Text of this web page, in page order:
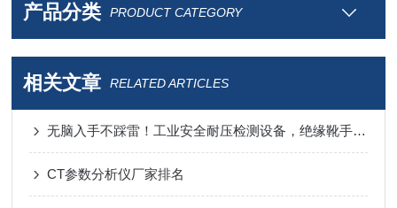
产品分类 PRODUCT CATEGORY
相关文章 RELATED ARTICLES
无脑入手不踩雷！工业安全耐压检测设备，绝缘靴手套耐压试验装置稳定性强
CT参数分析仪厂家排名